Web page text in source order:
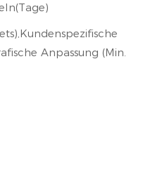
Anpassung (Min.